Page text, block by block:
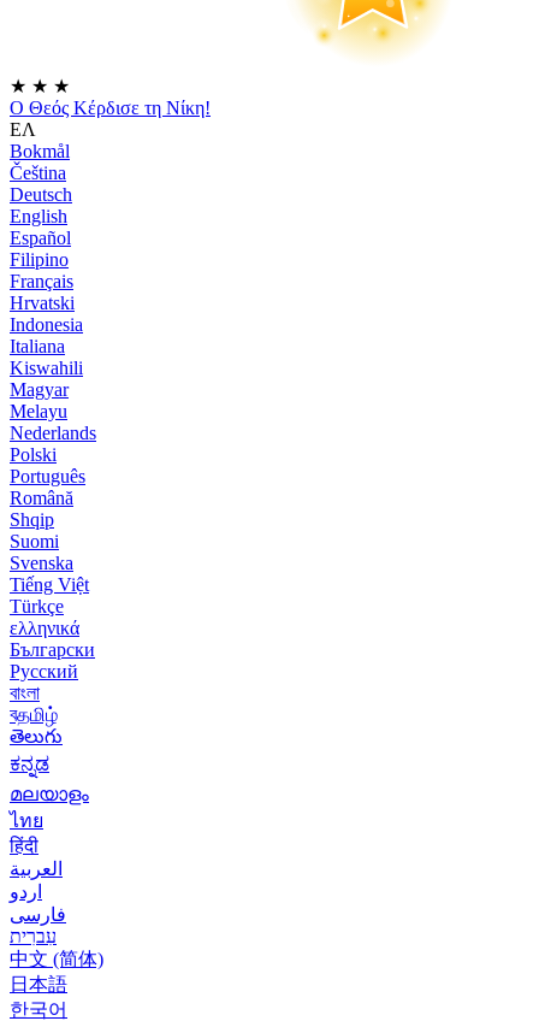
★ ★ ★
Ο Θεός Κέρδισε τη Νίκη!
ΕΛ
Bokmål
Čeština
Deutsch
English
Español
Filipino
Français
Hrvatski
Indonesia
Italiana
Kiswahili
Magyar
Melayu
Nederlands
Polski
Português
Română
Shqip
Suomi
Svenska
Tiếng Việt
Türkçe
ελληνικά
Български
Русский
বাংলা
বதமிழ்
తెలుగు
ಕನ್ನಡ
മലയാളം
ไทย
हिंदी
العربية
اردو
فارسی
עִברִית
中文 (简体)
日本語
한국어